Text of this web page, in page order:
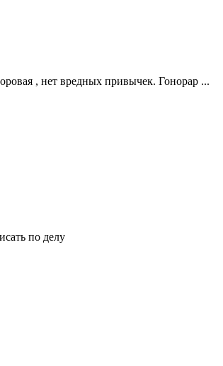
, нет вредных привычек. Гонорар ...
по делу